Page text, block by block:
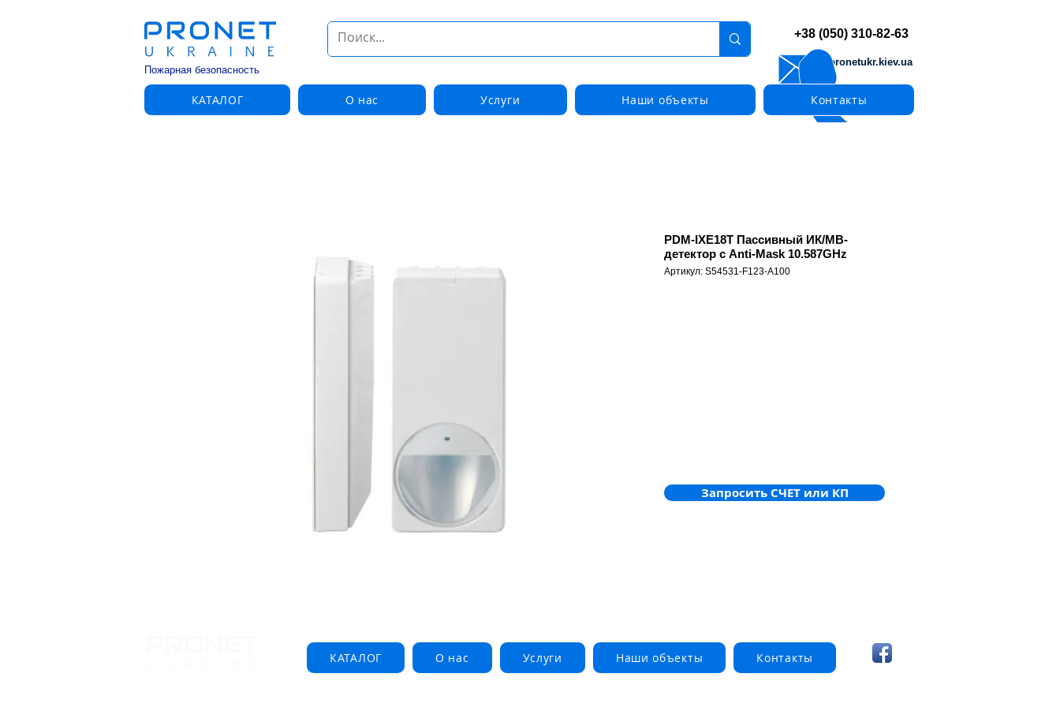
Пожарная безопасность
info@pronetukr.kiev.ua
+38 (050) 310-82-63
КАТАЛОГ О нас Услуги Наши объекты Контакты
PDM-IXE18T Пассивный ИК/МВ-
детектор c Аnti-Мask 10.587GHz
Артикул: S54531-F123-A100
Запросить СЧЕТ или КП
КАТАЛОГ О нас Услуги Наши объекты Контакты